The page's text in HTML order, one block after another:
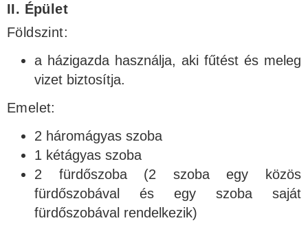
II. Épület
Földszint:
a házigazda használja, aki fűtést és meleg
vizet biztosítja.
Emelet:
2 háromágyas szoba
1 kétágyas szoba
2 fürdőszoba (2 szoba egy közös
fürdőszobával és egy szoba saját
fürdőszobával rendelkezik)